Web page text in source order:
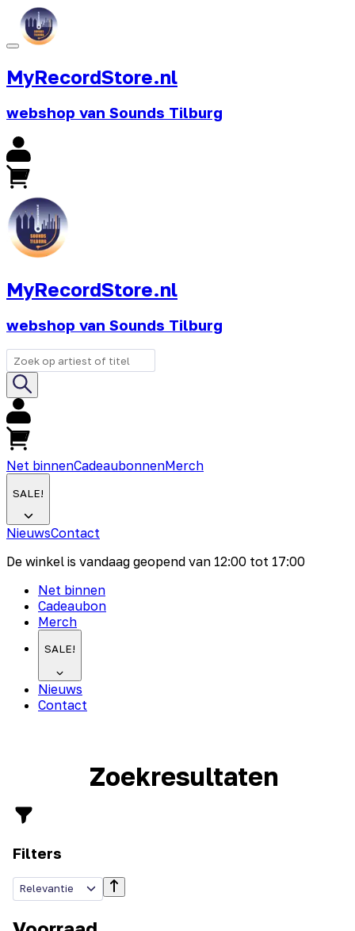
MyRecordStore.nl
webshop van Sounds Tilburg
MyRecordStore.nl
webshop van Sounds Tilburg
Net binnenCadeaubonnenMerch
SALE!
NieuwsContact
De winkel is vandaag geopend van 12:00 tot 17:00
Net binnen
Cadeaubon
Merch
SALE!
Nieuws
Contact
Zoekresultaten
Filters
Relevantie